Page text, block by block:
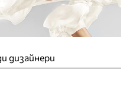
дизайнери